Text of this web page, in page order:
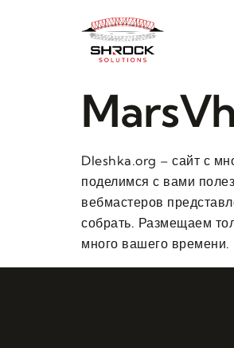
Dleshka.org – сайт с
поделимся с вами
вебмастеров
собрать. Размещаем
много вашего времени.